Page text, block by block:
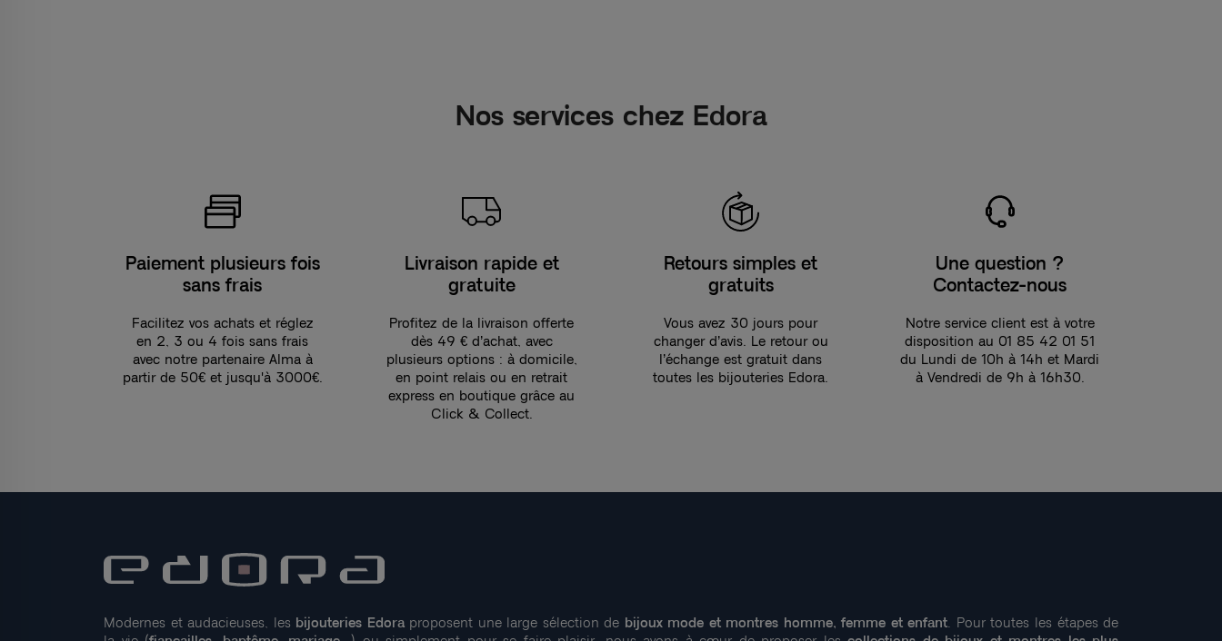
Nos services chez Edora
Paiement plusieurs fois
sans frais
Facilitez vos achats et réglez
en 2, 3 ou 4 fois sans frais
avec notre partenaire Alma à
partir de 50€ et jusqu'à 3000€.
Livraison rapide et
gratuite
Profitez de la livraison offerte
dès 49 € d’achat, avec
plusieurs options : à domicile,
en point relais ou en retrait
express en boutique grâce au
Click & Collect.
Retours simples et
gratuits
Vous avez 30 jours pour
changer d’avis. Le retour ou
l’échange est gratuit dans
toutes les bijouteries Edora.
Une question ?
Contactez-nous
Notre service client est à votre
disposition au 01 85 42 01 51
du Lundi de 10h à 14h et Mardi
à Vendredi de 9h à 16h30.
Modernes et audacieuses, les bijouteries Edoraproposent une large sélection de bijoux mode et montres homme, femme et enfant. Pour toutes les étapes de